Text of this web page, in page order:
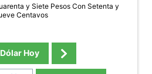
y Siete Pesos Con Setenta y
Centavos
Dólar Hoy